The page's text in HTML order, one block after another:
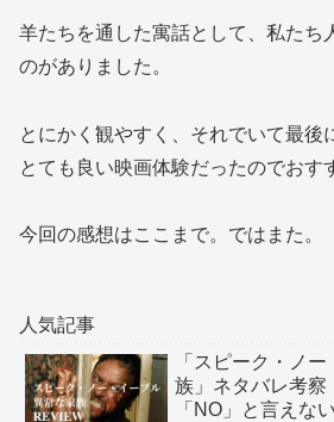
羊たちを通した寓話として、私たち
のがありました。
とにかく観やすく、それでいて最後
とても良い映画体験だったのでおす
今回の感想はここまで。ではまた。
人気記事
「スピーク・ノ
族」ネタバレ考察
「NO」と言えな